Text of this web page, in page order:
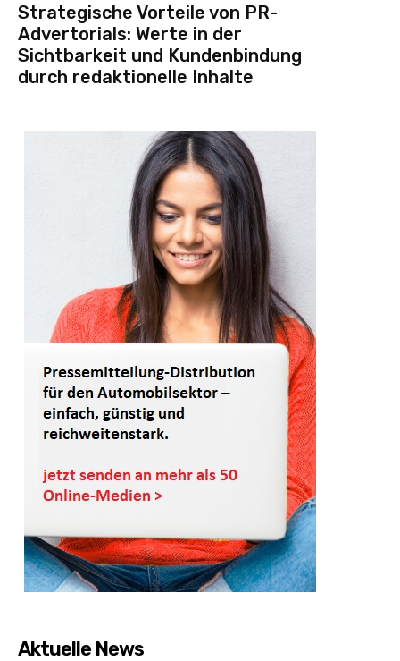
Strategische Vorteile von PR-
Advertorials: Werte in der
Sichtbarkeit und Kundenbindung
durch redaktionelle Inhalte
Aktuelle News